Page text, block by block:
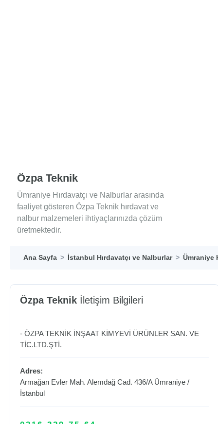
Özpa Teknik
Ümraniye Hırdavatçı ve Nalburlar arasında
faaliyet gösteren Özpa Teknik hırdavat ve
nalbur malzemeleri ihtiyaçlarınızda çözüm
üretmektedir.
Ana Sayfa İstanbul Hırdavatçı ve Nalburlar Ümraniye
Özpa Teknik İletişim Bilgileri
- ÖZPA TEKNİK İNŞAAT KİMYEVİ ÜRÜNLER SAN. VE
TİC.LTD.ŞTİ.
Adres:
Armağan Evler Mah. Alemdağ Cad. 436/A Ümraniye /
İstanbul